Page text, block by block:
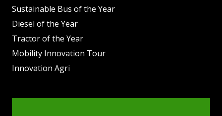
Sustainable Bus of the Year
Diesel of the Year
Tractor of the Year
Mobility Innovation Tour
Innovation Agri